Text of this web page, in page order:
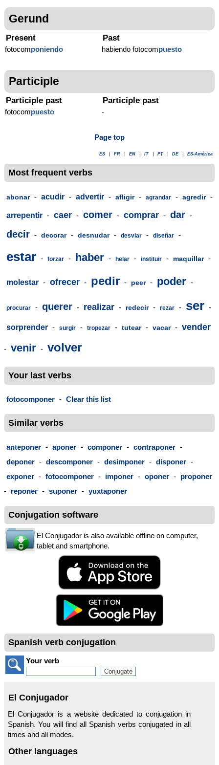
Gerund
Present
fotocomponiendo
Past
habiendo fotocompuesto
Participle
Participle past
fotocompuesto
Participle past
-
Page top
ES FR EN IT PT DE ES-América
Most frequent verbs
abonar - acudir - advertir - afligir - agrandar - agredir -
arrepentir - caer - comer - comprar - dar -
decir - decorar - desnudar - desviar - diseñar -
estar - forzar - haber - helar - instituir - maquillar -
molestar - ofrecer - pedir - peer - poder -
procurar - querer - realizar - redecir - rezar - ser -
sorprender - surgir - tropezar - tutear - vacar - vender
- venir - volver
Your last verbs
fotocomponer - Clear this list
Similar verbs
anteponer - aponer - componer - contraponer -
deponer - descomponer - desimponer - disponer -
exponer - fotocomponer - imponer - oponer - proponer
- reponer - suponer - yuxtaponer
Conjugation software
El Conjugador is also available offline on computer,
tablet and smartphone.
Spanish verb conjugation
Your verb
El Conjugador
El Conjugador is a website dedicated to conjugation in
Spanish. You will find all Spanish verbs conjugated in all
times and all modes.
Other languages